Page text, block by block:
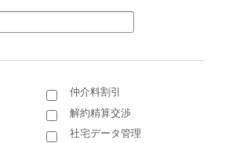
仲介料割引
解約精算交渉
社宅データ管理